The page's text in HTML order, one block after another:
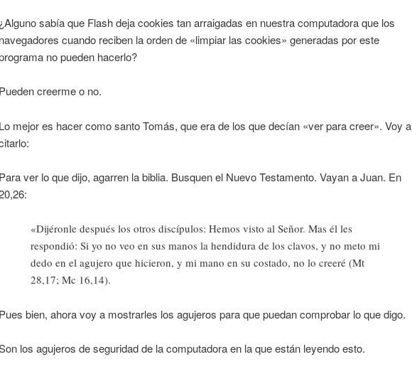
¿Alguno sabía que Flash deja cookies tan arraigadas en nuestra computadora que los
navegadores cuando reciben la orden de «limpiar las cookies» generadas por este
no pueden hacerlo?
Pueden creerme o no.
Lo mejor es hacer como santo Tomás, que era de los que decían «ver para creer». Voy a
Para ver lo que dijo, agarren la biblia. Busquen el Nuevo Testamento. Vayan a Juan. En
«Dijéronle después los otros discípulos: Hemos visto al Señor. Mas él les
respondió: Si yo no veo en sus manos la hendidura de los clavos, y no meto mi
dedo en el agujero que hicieron, y mi mano en su costado, no lo creeré (Mt
28,17; Mc 16,14).
Pues bien, ahora voy a mostrarles los agujeros para que puedan comprobar lo que digo.
los agujeros de seguridad de la computadora en la que están leyendo esto.